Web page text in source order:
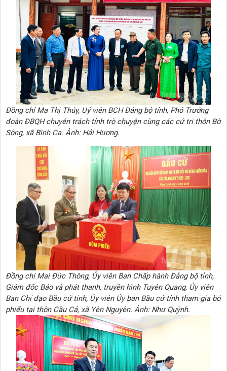
Đồng chí Ma Thị Thúy, Uỷ viên BCH Đảng bộ tỉnh, Phó Trưởng
đoàn ĐBQH chuyên trách tỉnh trò chuyện cùng các cử tri thôn Bờ
Sông, xã Bình Ca. Ảnh: Hải Hương.
Đồng chí Mai Đức Thông, Ủy viên Ban Chấp hành Đảng bộ tỉnh,
Giám đốc Báo và phát thanh, truyền hình Tuyên Quang, Ủy viên
Ban Chỉ đạo Bầu cử tỉnh, Ủy viên Ủy ban Bầu cử tỉnh tham gia bỏ
phiếu tại thôn Cầu Cả, xã Yên Nguyên. Ảnh: Như Quỳnh.